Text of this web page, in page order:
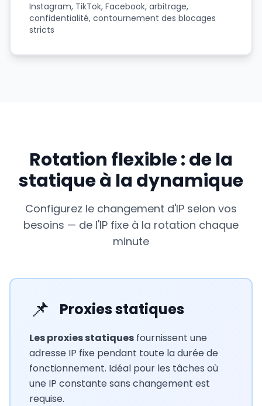
Instagram, TikTok, Facebook, arbitrage,
confidentialité, contournement des blocages
stricts
Rotation flexible : de la
statique à la dynamique
Configurez le changement d'IP selon vos
besoins — de l'IP fixe à la rotation chaque
minute
📌 Proxies statiques
Les proxies statiques fournissent une
adresse IP fixe pendant toute la durée de
fonctionnement. Idéal pour les tâches où
une IP constante sans changement est
requise.